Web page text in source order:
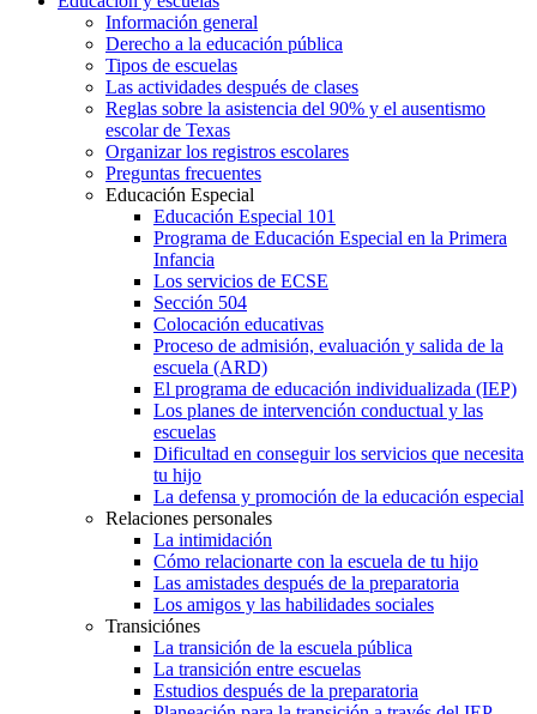
Información general
Derecho a la educación pública
Tipos de escuelas
Las actividades después de clases
Reglas sobre la asistencia del 90% y el ausentismo
escolar de Texas
Organizar los registros escolares
Preguntas frecuentes
Educación Especial
Educación Especial 101
Programa de Educación Especial en la Primera
Infancia
Los servicios de ECSE
Sección 504
Colocación educativas
Proceso de admisión, evaluación y salida de la
escuela (ARD)
El programa de educación individualizada (IEP)
Los planes de intervención conductual y las
escuelas
Dificultad en conseguir los servicios que necesita
tu hijo
La defensa y promoción de la educación especial
Relaciones personales
La intimidación
Cómo relacionarte con la escuela de tu hijo
Las amistades después de la preparatoria
Los amigos y las habilidades sociales
Transiciónes
La transición de la escuela pública
La transición entre escuelas
Estudios después de la preparatoria